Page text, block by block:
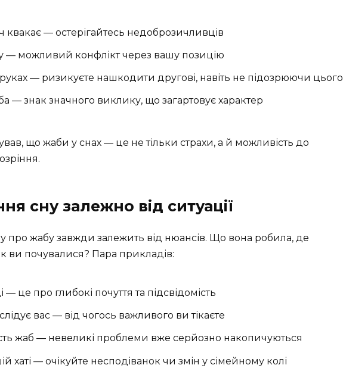
квакає — остерігайтесь недоброзичливців
— можливий конфлікт через вашу позицію
— ризикуєте нашкодити другові, навіть не підозрюючи цього
— знак значного виклику, що загартовує характер
що жаби у снах — це не тільки страхи, а й можливість до
сну залежно від ситуації
про жабу завжди залежить від нюансів. Що вона робила, де
ви почувалися? Пара прикладів:
— це про глибокі почуття та підсвідомість
вас — від чогось важливого ви тікаєте
жаб — невеликі проблеми вже серйозно накопичуються
хаті — очікуйте несподіванок чи змін у сімейному колі